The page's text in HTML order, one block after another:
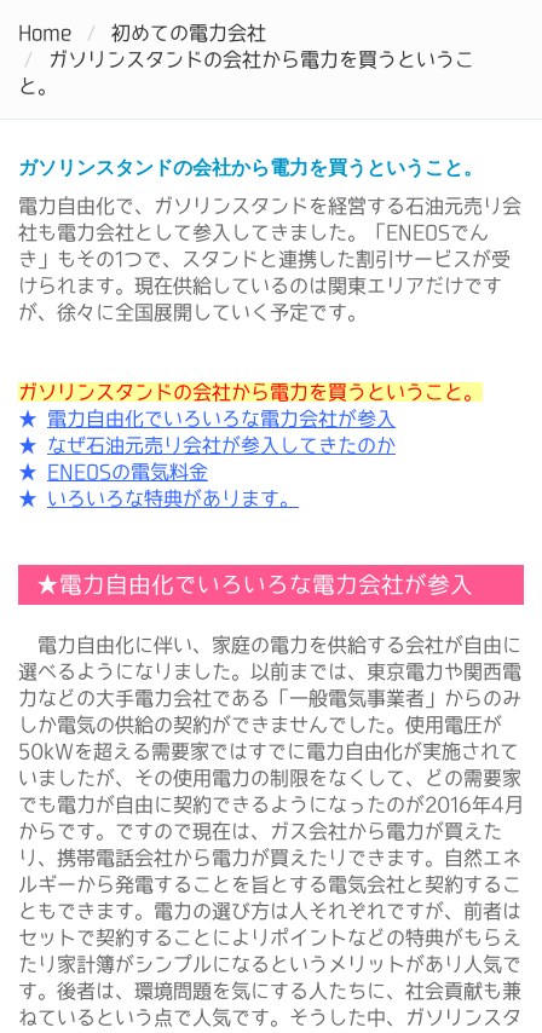
電力自由化で電気料金をお得にするなら電力会社を比較しよう
Home
初めての電力会社
ガソリンスタンドの会社から電力を買うというこ
と。
ガソリンスタンドの会社から電力を買うということ。
電力自由化で、ガソリンスタンドを経営する石油元売り会
社も電力会社として参入してきました。「ENEOSでん
き」もその1つで、スタンドと連携した割引サービスが受
けられます。現在供給しているのは関東エリアだけです
が、徐々に全国展開していく予定です。
ガソリンスタンドの会社から電力を買うということ。
★ 電力自由化でいろいろな電力会社が参入
★ なぜ石油元売り会社が参入してきたのか
★
ENEOSの電気料金
★ いろいろな特典があります。
★電力自由化でいろいろな電力会社が参入
電力自由化に伴い、家庭の電力を供給する会社が自由に
選べるようになりました。以前までは、東京電力や関西電
力などの大手電力会社である「一般電気事業者」からのみ
しか電気の供給の契約ができませんでした。使用電圧が
50kWを超える需要家ではすでに電力自由化が実施されて
いましたが、その使用電力の制限をなくして、どの需要家
でも電力が自由に契約できるようになったのが2016年4月
からです。ですので現在は、ガス会社から電力が買えた
り、携帯電話会社から電力が買えたりできます。自然エネ
ルギーから発電することを旨とする電気会社と契約するこ
ともできます。電力の選び方は人それぞれですが、前者は
セットで契約することによりポイントなどの特典がもらえ
たり家計簿がシンプルになるというメリットがあり人気で
す。後者は、環境問題を気にする人たちに、社会貢献も兼
ねているという点で人気です。そうした中、ガソリンスタ